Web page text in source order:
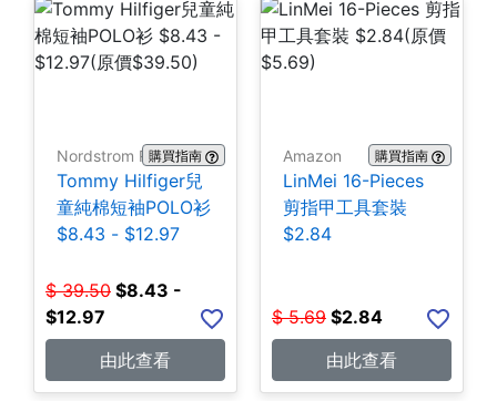
Nordstrom Rack購買指南
Tommy Hilfiger兒
童純棉短袖POLO衫
$8.43 - $12.97
$ 39.50 $8.43 -
$12.97
由此查看
Amazon 購買指南
LinMei 16-Pieces
剪指甲工具套裝
$2.84
$ 5.69 $2.84
由此查看